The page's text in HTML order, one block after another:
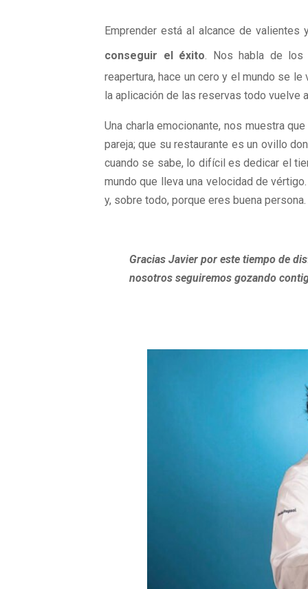
Emprender está al alcance de
conseguir el éxito. Nos habla de
reapertura, hace un cero y el mundo se
la aplicación de las reservas todo vuelve
Una charla emocionante, nos muestra
pareja; que su restaurante es un ovillo
cuando se sabe, lo difícil es dedicar el
mundo que lleva una velocidad de
y, sobre todo, porque eres buena persona.
Gracias Javier por este tiempo de
nosotros seguiremos gozando